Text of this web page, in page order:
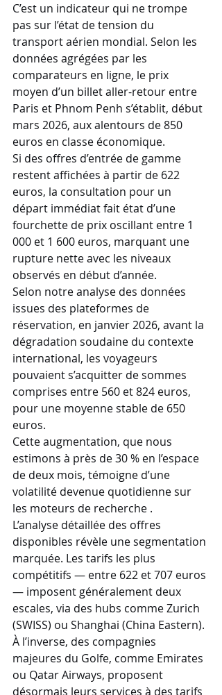
C’est un indicateur qui ne trompe
pas sur l’état de tension du
transport aérien mondial. Selon les
données agrégées par les
comparateurs en ligne, le prix
moyen d’un billet aller-retour entre
Paris et Phnom Penh s’établit, début
mars 2026, aux alentours de 850
euros en classe économique.
Si des offres d’entrée de gamme
restent affichées à partir de 622
euros, la consultation pour un
départ immédiat fait état d’une
fourchette de prix oscillant entre 1
000 et 1 600 euros, marquant une
rupture nette avec les niveaux
observés en début d’année.
Selon notre analyse des données
issues des plateformes de
réservation, en janvier 2026, avant la
dégradation soudaine du contexte
international, les voyageurs
pouvaient s’acquitter de sommes
comprises entre 560 et 824 euros,
pour une moyenne stable de 650
euros.
Cette augmentation, que nous
estimons à près de 30 % en l’espace
de deux mois, témoigne d’une
volatilité devenue quotidienne sur
les moteurs de recherche .
L’analyse détaillée des offres
disponibles révèle une segmentation
marquée. Les tarifs les plus
compétitifs — entre 622 et 707 euros
— imposent généralement deux
escales, via des hubs comme Zurich
(SWISS) ou Shanghai (China Eastern).
À l’inverse, des compagnies
majeures du Golfe, comme Emirates
ou Qatar Airways, proposent
désormais leurs services à des tarifs